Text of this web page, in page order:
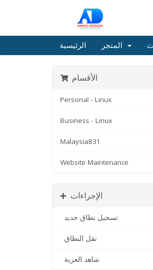
الرئيسية
الأقسام
Personal - Linux
Business - Linux
Malaysia831
Website Maintenance
الإجراءات
تسجيل نطاق جديد
نقل النطاق
شاهد العربة